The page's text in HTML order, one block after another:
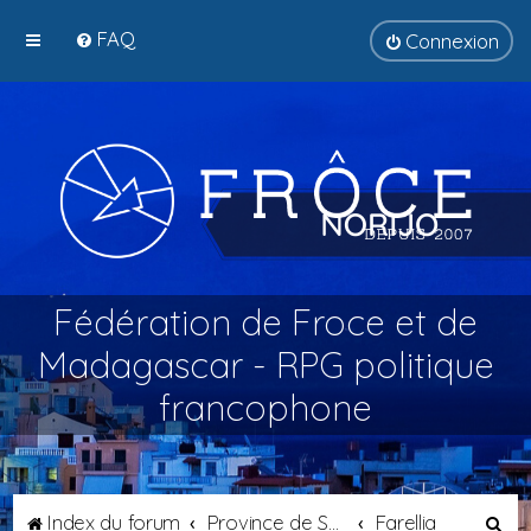
FAQ Connexion
Fédération de Froce et de
Madagascar - RPG politique
francophone
Index du forum Farellia